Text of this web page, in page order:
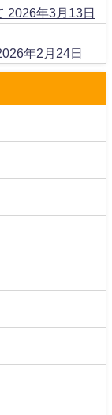
2026年3月13日
年2月24日